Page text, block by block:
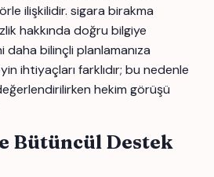
ilişkilidir. sigara birakma
hakkında doğru bilgiye
daha bilinçli planlamanıza
ihtiyaçları farklıdır; bu nedenle
hekim görüşü
Bütüncül Destek